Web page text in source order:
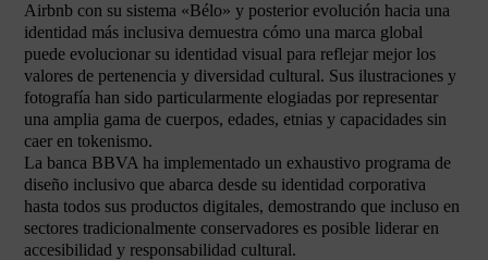
Airbnb con su sistema «Bélo» y posterior evolución hacia una
identidad más inclusiva demuestra cómo una marca global
puede evolucionar su identidad visual para reflejar mejor los
valores de pertenencia y diversidad cultural. Sus ilustraciones y
fotografía han sido particularmente elogiadas por representar
una amplia gama de cuerpos, edades, etnias y capacidades sin
caer en tokenismo.
La banca BBVA ha implementado un exhaustivo programa de
diseño inclusivo que abarca desde su identidad corporativa
hasta todos sus productos digitales, demostrando que incluso en
sectores tradicionalmente conservadores es posible liderar en
accesibilidad y responsabilidad cultural.